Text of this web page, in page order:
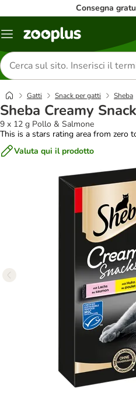
Consegna
Overview
Cerca
prodotti
Gatti Snack per gatti Sheba
Sheba Creamy
9 x 12 g Pollo & Salmone
This is a stars rating area from zero
Valuta qui il prodotto